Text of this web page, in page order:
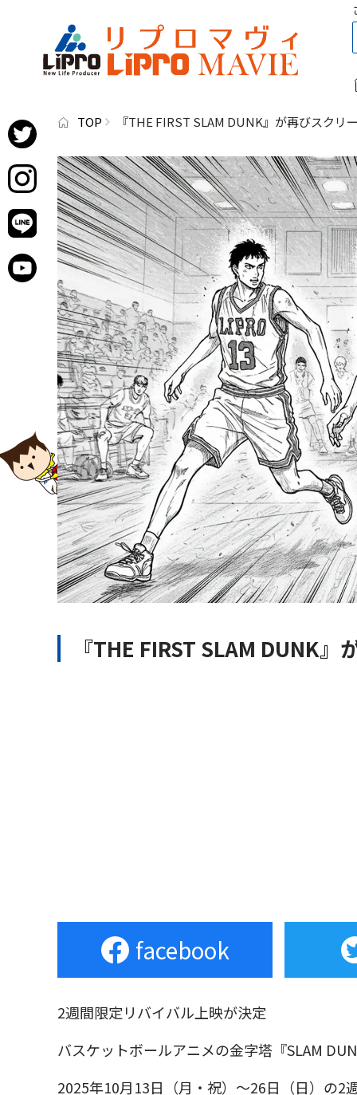
TOP 『THE FIRST SLAM DUNK』が再びスクリ
『THE FIRST SLAM DUNK
facebook
2週間限定リバイバル上映が決定
バスケットボールアニメの金字塔『SLAM
2025年10月13日（月・祝）〜26日（日）の2